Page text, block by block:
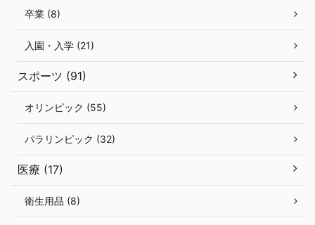
卒業 (8)
入園・入学 (21)
スポーツ (91)
オリンピック (55)
パラリンピック (32)
医療 (17)
衛生用品 (8)